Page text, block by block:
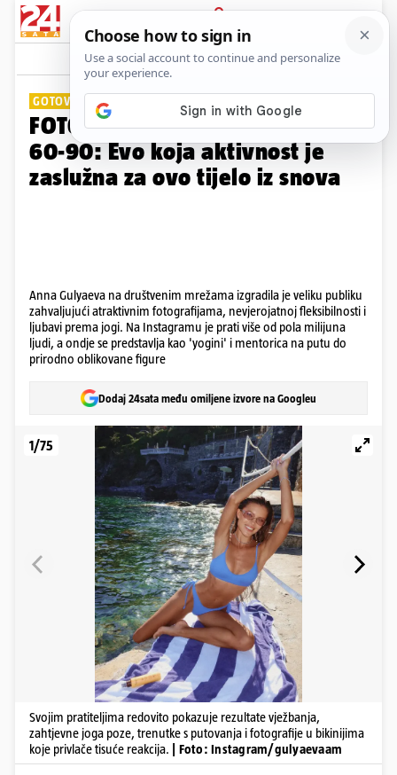
PRIJAVA
Galerija Komentari
GOTOVO SAVRŠENA!
FOTO Anna ima proporcije 90-
60-90: Evo koja aktivnost je
zaslužna za ovo tijelo iz snova
Anna Gulyaeva na društvenim mrežama izgradila je veliku publiku
zahvaljujući atraktivnim fotografijama, nevjerojatnoj fleksibilnosti i
ljubavi prema jogi. Na Instagramu je prati više od pola milijuna
ljudi, a ondje se predstavlja kao 'yogini' i mentorica na putu do
prirodno oblikovane figure
Dodaj 24sata među omiljene izvore na Googleu
1/75
Svojim pratiteljima redovito pokazuje rezultate vježbanja,
zahtjevne joga poze, trenutke s putovanja i fotografije u bikinijima
koje privlače tisuće reakcija.
| Foto: Instagram/gulyaevaam